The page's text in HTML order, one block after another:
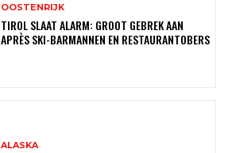
OOSTENRIJK
TIROL SLAAT ALARM: GROOT GEBREK AAN
APRÈS SKI-BARMANNEN EN RESTAURANTOBERS
ALASKA